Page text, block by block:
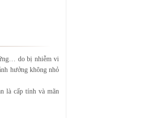
do bị nhiễm vi
hưởng không nhỏ
là cấp tính và mãn